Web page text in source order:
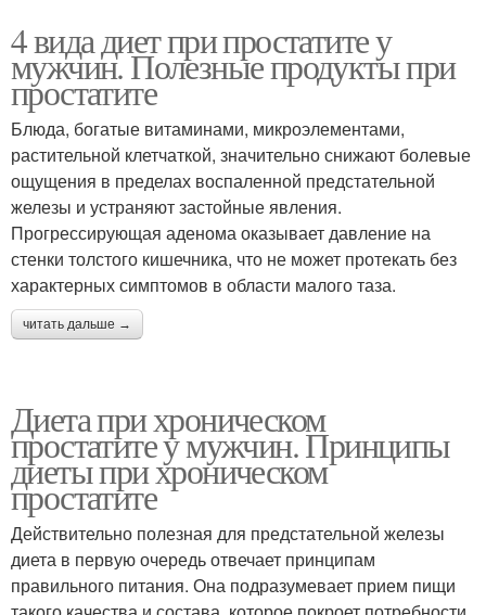
4 вида диет при простатите у
мужчин. Полезные продукты при
простатите
Блюда, богатые витаминами, микроэлементами,
растительной клетчаткой, значительно снижают болевые
ощущения в пределах воспаленной предстательной
железы и устраняют застойные явления.
Прогрессирующая аденома оказывает давление на
стенки толстого кишечника, что не может протекать без
характерных симптомов в области малого таза.
читать дальше →
Диета при хроническом
простатите у мужчин. Принципы
диеты при хроническом
простатите
Действительно полезная для предстательной железы
диета в первую очередь отвечает принципам
правильного питания. Она подразумевает прием пищи